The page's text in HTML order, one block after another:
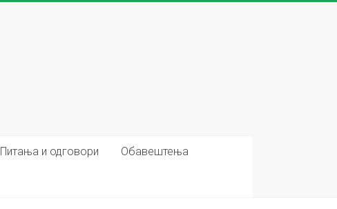
Питања и одговори Обавештења